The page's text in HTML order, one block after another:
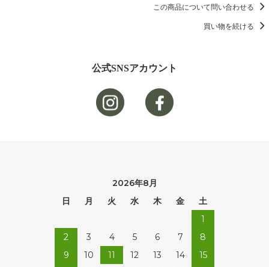
この商品について問い合わせる
買い物を続ける
公式SNSアカウント
2026年8月
日
月 火 水 木 金
土
1
2
3 4 5 6 7
8
9
10 11 12 13 14
15